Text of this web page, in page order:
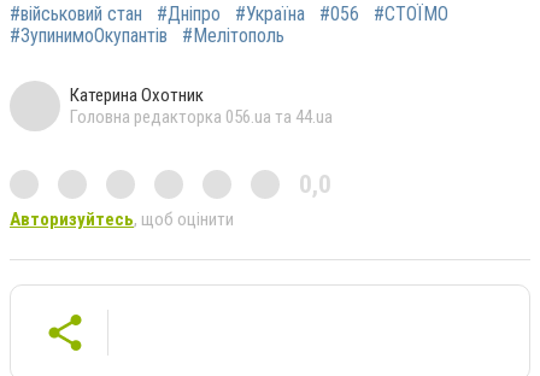
#військовий стан #Дніпро #Україна #056
#СТОЇМО
#ЗупинимоОкупантів
#Мелітополь
Катерина Охотник
Головна редакторка 056.ua та 44.ua
0,0
Авторизуйтесь, щоб оцінити